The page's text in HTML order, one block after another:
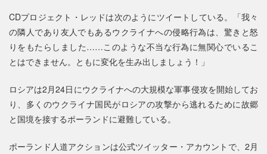
CDプロジェクト・レッドは次のようにツイートしている。「我々
の隣人であり友人でもあるウクライナへの侵略行為は、驚きと怒
りをもたらしました……このような不当な行為に無関心でいるこ
とはできません。ともに変化を生み出しましょう！」
ロシアは2月24日にウクライナへの大規模な軍事侵攻を開始してお
り、多くのウクライナ国民がロシアの攻撃から逃れるために故郷
と国境を接するポーランドに避難している。
ポーランド人道アクションは公式ツイッター・アカウントで、2月